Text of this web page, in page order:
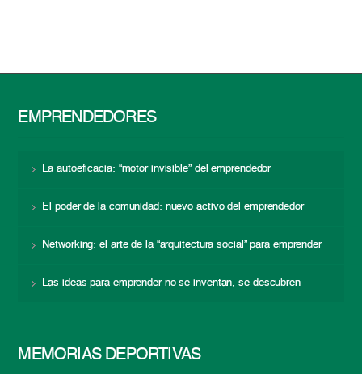
EMPRENDEDORES
La autoeficacia: “motor invisible” del emprendedor
El poder de la comunidad: nuevo activo del emprendedor
Networking: el arte de la “arquitectura social” para emprender
Las ideas para emprender no se inventan, se descubren
MEMORIAS DEPORTIVAS